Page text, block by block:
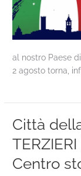
al nostro Paese
2 agosto torna,
Città
Centro